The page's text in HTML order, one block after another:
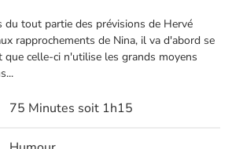
du tout partie des prévisions de Hervé
rapprochements de Nina, il va d'abord se
celle-ci n'utilise les grands moyens
75 Minutes soit 1h15